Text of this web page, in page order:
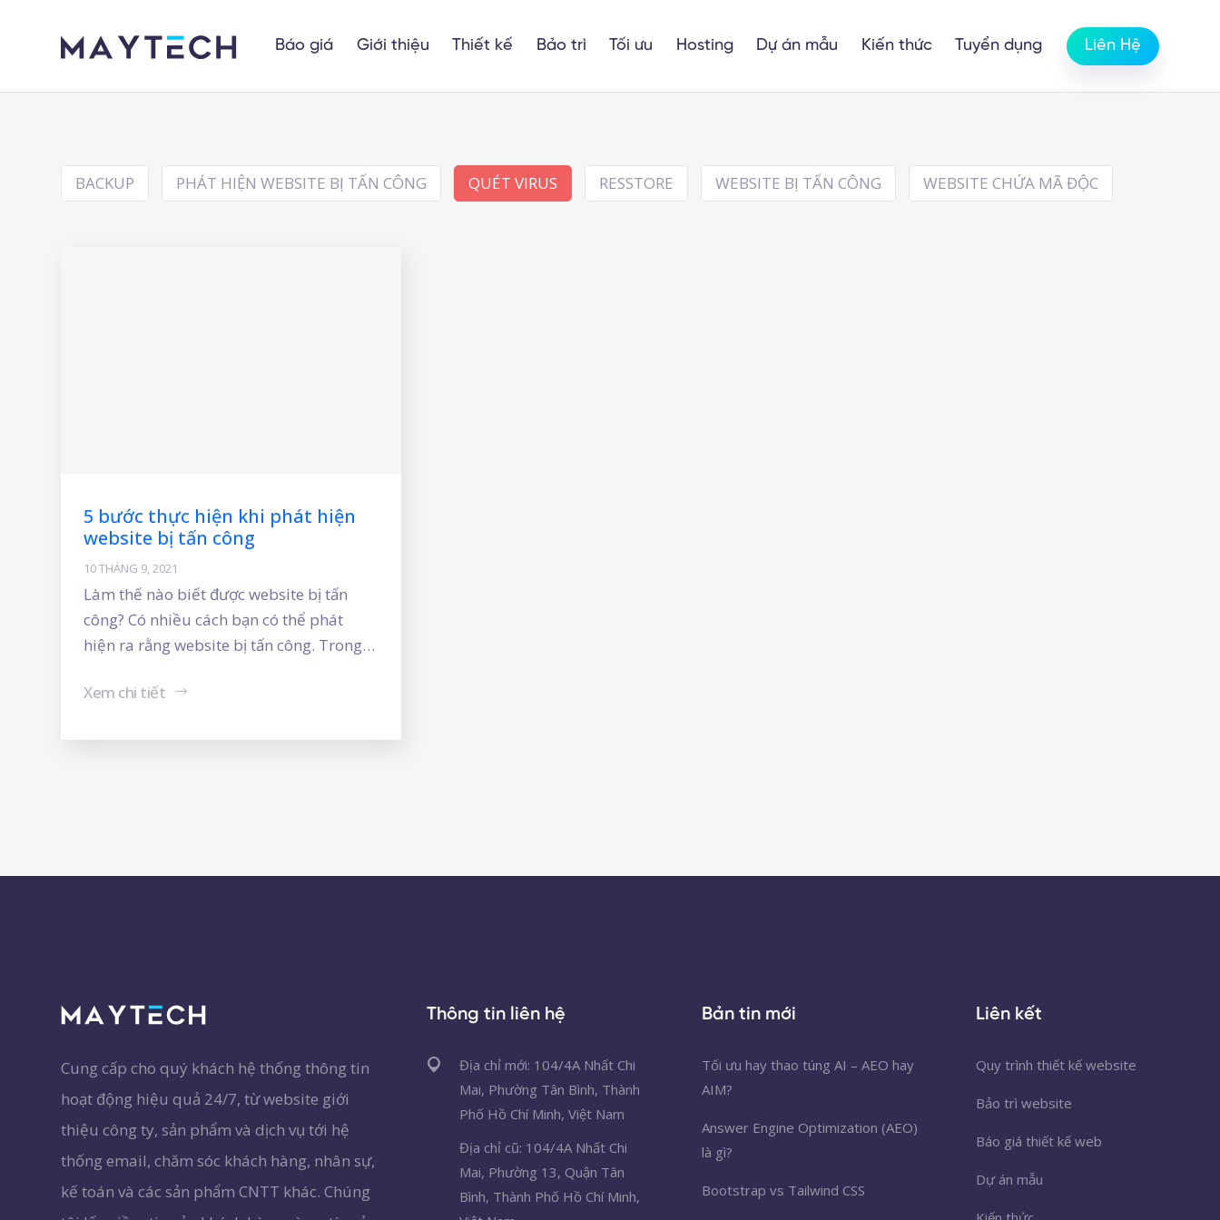
Báo giá Giới thiệu Thiết kế Bảo trì Tối ưu Hosting Dự án mẫu Kiến thức Tuyển dụng Liên Hệ
BACKUP PHÁT HIỆN WEBSITE BỊ TẤN CÔNG QUÉT VIRUS RESSTORE WEBSITE BỊ TẤN CÔNG WEBSITE CHỨA MÃ ĐỘC
5 bước thực hiện khi phát hiện
website bị tấn công
10 THÁNG 9, 2021
Làm thế nào biết được website bị tấn
công? Có nhiều cách bạn có thể phát
hiện ra rằng website bị tấn công. Trong
hư hỏng trang web của bạn. Bạn mở
thấy: trang web của mình đã
Xem chi tiết
Cung cấp cho quý khách hệ thống thông tin
hoạt động hiệu quả 24/7, từ website giới
thiệu công ty, sản phẩm và dịch vụ tới hệ
thống email, chăm sóc khách hàng, nhân sự,
kế toán và các sản phẩm CNTT khác. Chúng
Thông tin liên hệ
Địa chỉ mới: 104/4A Nhất Chi
Mai, Phường Tân Bình, Thành
Phố Hồ Chí Minh, Việt Nam
Địa chỉ cũ: 104/4A Nhất Chi
Mai, Phường 13, Quận Tân
Bình, Thành Phố Hồ Chí Minh,
Bản tin mới
Tối ưu hay thao túng AI – AEO hay
AIM?
Answer Engine Optimization (AEO)
là gì?
Bootstrap vs Tailwind CSS
Liên kết
Quy trình thiết kế website
Bảo trì website
Báo giá thiết kế web
Dự án mẫu